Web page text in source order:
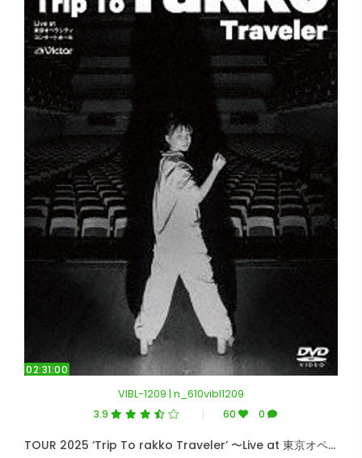
02:31:00
VIBL-1209 | n_610vibl1209
3.9 60 0
TOUR 2025 ‘Trip To rakko Traveler’ 〜Live at 東京オペラシティ コンサートホール〜